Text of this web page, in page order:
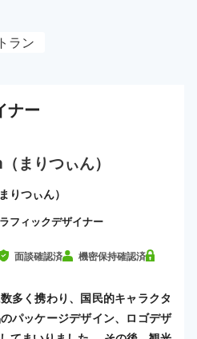
ラン
ナー
まりつぃん）
りつぃん）
フィックデザイナー
面談確認済 機密保持確認済
多く携わり、国民的キャラクタ
パッケージデザイン、ロゴデザ